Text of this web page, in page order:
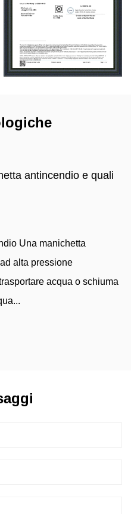
e quali
schiuma
Quali sono i
Cosa rende le
manichette
sono progettate